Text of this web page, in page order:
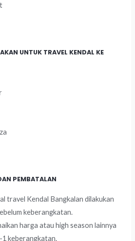
UNTUK TRAVEL KENDAL KE
PEMBATALAN
travel Kendal Bangkalan dilakukan
keberangkatan.
harga atau high season lainnya
1 keberangkatan.